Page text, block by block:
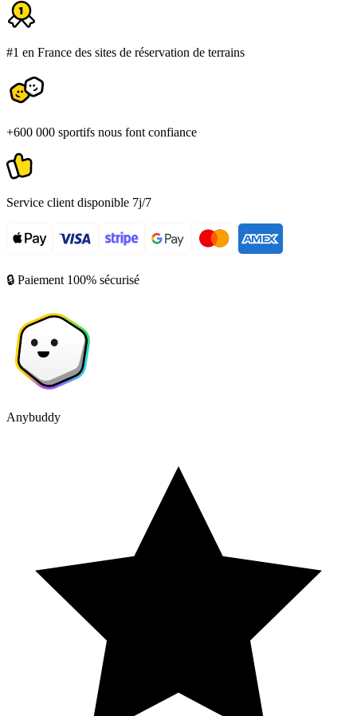
#1 en France des sites de réservation de terrains
+600 000 sportifs nous font confiance
Service client disponible 7j/7
🔒 Paiement 100% sécurisé
Anybuddy